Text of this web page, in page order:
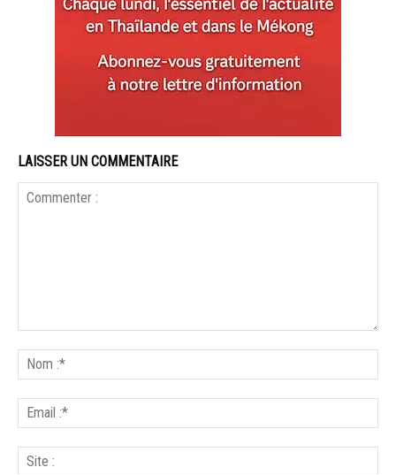
LAISSER UN COMMENTAIRE